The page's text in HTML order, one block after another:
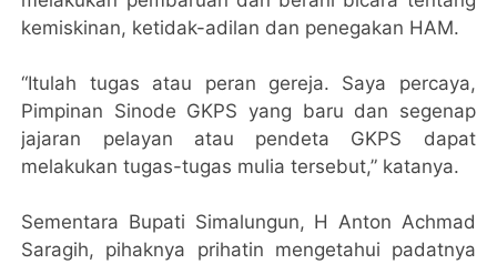
kemiskinan, ketidak-adilan dan penegakan HAM.
“Itulah tugas atau peran gereja. Saya percaya,
Pimpinan Sinode GKPS yang baru dan segenap
jajaran pelayan atau pendeta GKPS dapat
melakukan tugas-tugas mulia tersebut,” katanya.
Sementara Bupati Simalungun, H Anton Achmad
Saragih, pihaknya prihatin mengetahui padatnya